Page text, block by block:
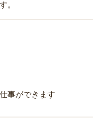
。
事ができます